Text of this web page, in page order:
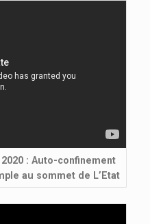
: Auto-confinement
au sommet de L’Etat